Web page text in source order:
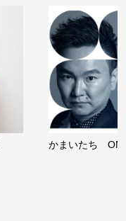
かまいたち